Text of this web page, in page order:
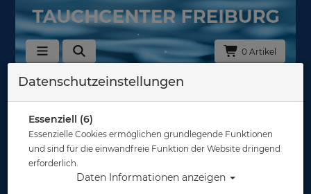
0 Artikel
Zurück
Datenschutzeinstellungen
Essenziell (6)
Essenzielle Cookies ermöglichen grundlegende Funktionen
und sind für die einwandfreie Funktion der Website dringend
erforderlich.
Daten Informationen anzeigen